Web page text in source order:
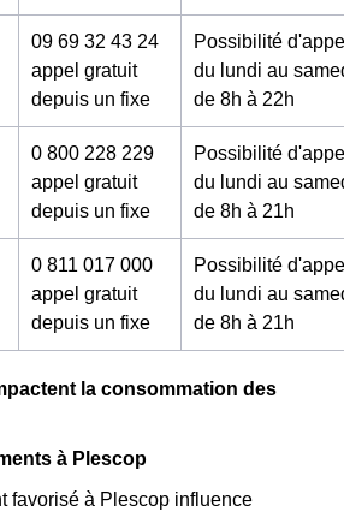
09 69 32 43 24
appel gratuit
depuis un fixe
Possibilité
du lundi au
de 8h à 22h
0 800 228 229
appel gratuit
depuis un fixe
Possibilité
du lundi au
de 8h à 21h
0 811 017 000
appel gratuit
depuis un fixe
Possibilité
du lundi au
de 8h à 21h
la consommation des
à Plescop
favorisé à Plescop influence